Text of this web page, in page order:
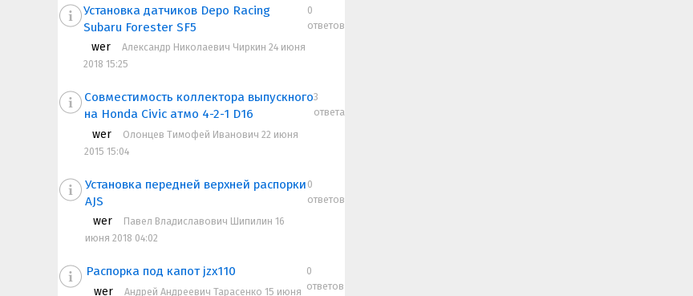
Установка датчиков Depo Racing
Subaru Forester SF5
wer
Александр Николаевич Чиркин 24 июня
2018 15:25
0
ответов
Совместимость коллектора выпускного
на Honda Civic атмо 4-2-1 D16
wer
Олонцев Тимофей Иванович 22 июня
2015 15:04
3
ответа
Установка передней верхней распорки
AJS
wer
Павел Владиславович Шипилин 16
июня 2018 04:02
0
ответов
Распорка под капот jzx110
wer
Андрей Андреевич Тарасенко 15 июня
0
ответов